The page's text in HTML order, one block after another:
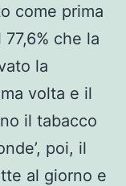
come prima
che la
la
volta e il
il tabacco
poi, il
al giorno e